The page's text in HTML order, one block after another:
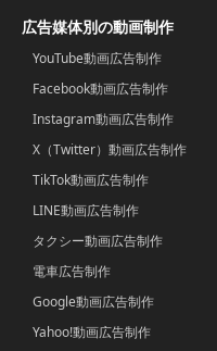
広告媒体別の動画制作
YouTube動画広告制作
Facebook動画広告制作
Instagram動画広告制作
X（Twitter）動画広告制作
TikTok動画広告制作
LINE動画広告制作
タクシー動画広告制作
電車広告制作
Google動画広告制作
Yahoo!動画広告制作